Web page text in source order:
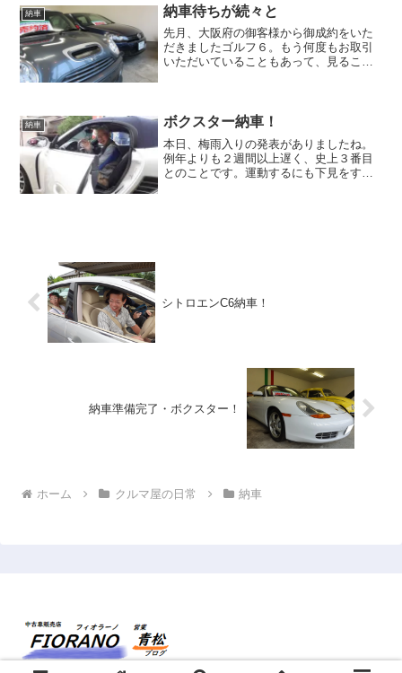
歳）雷を怖がるように...
納車 納車待ちが続々と
先月、大阪府の御客様から御成約をいた
だきましたゴルフ６。もう何度もお取引
いただいていることもあって、見ること
ただき本当にありがと...
納車 ボクスター納車！
本日、梅雨入りの発表がありましたね。
例年よりも２週間以上遅く、史上３番目
とのことです。運動するにも下見をする
シトロエンC6納車！
納車準備完了・ボクスター！
ホーム クルマ屋の日常 納車